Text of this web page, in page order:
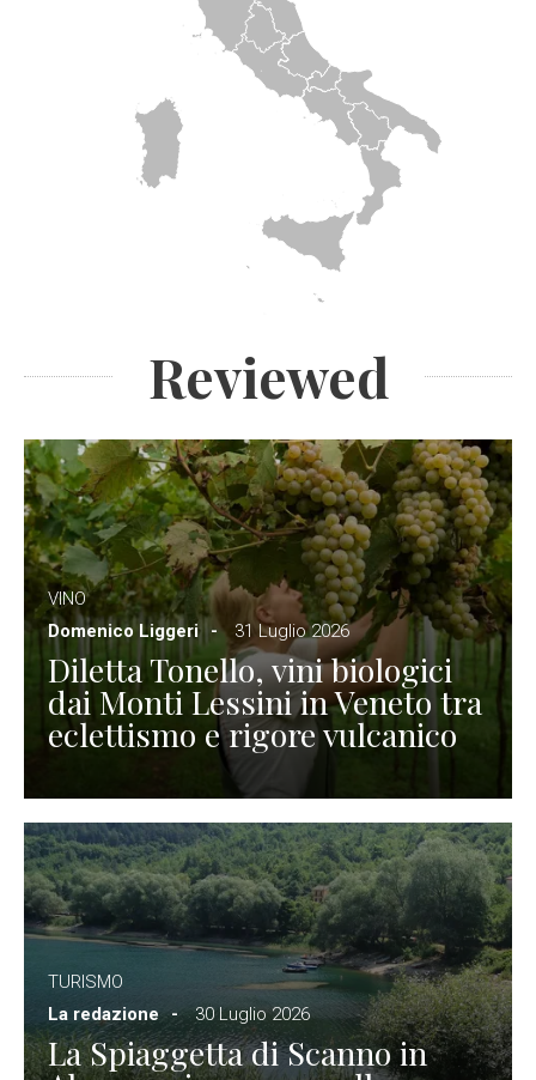
Reviewed
VINO
Domenico Liggeri
31 Luglio 2026
Diletta Tonello, vini biologici
dai Monti Lessini in Veneto tra
eclettismo e rigore vulcanico
TURISMO
La redazione
30 Luglio 2026
La Spiaggetta di Scanno in